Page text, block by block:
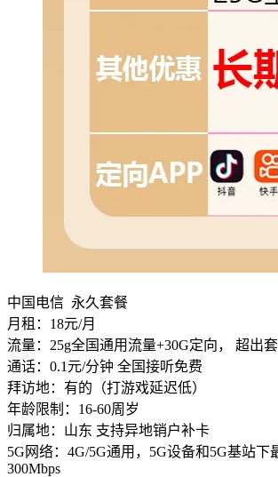
中国电信 永久套餐
月租：18元/月
流量：25g全国通用流量+30G定向， 超出
通话：0.1元/分钟 全国接听免费
拜访地：有的（打游戏延迟低）
年龄限制：16-60周岁
归属地：山东 支持异地销户补卡
5G网络：4G/5G通用，5G设备和5G基站下
300Mbps